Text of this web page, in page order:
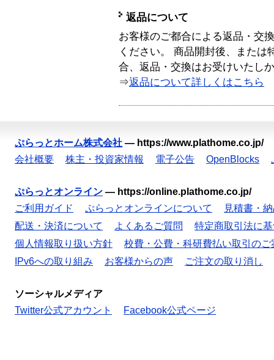
返品について
お客様のご都合による返品・交
ください。 商品開封後、または
合、返品・交換はお受けいたし
⇒返品について詳しくはこちら
ぷらっとホーム株式会社 — https://www.plathome.co.jp/
会社概要
株主・投資家情報 電子公告 OpenBlocks
ぷらっとオンライン — https://online.plathome.co.jp/
ご利用ガイド
ぷらっとオンラインについて
見積書・
配送・決済について
よくあるご質問
特定商取引法に
個人情報取り扱い方針
校費・公費・科研費払い取引のご
IPv6への取り組み
お客様からの声 ご注文の取り消し
ソーシャルメディア
Twitter公式アカウント
Facebook公式ページ